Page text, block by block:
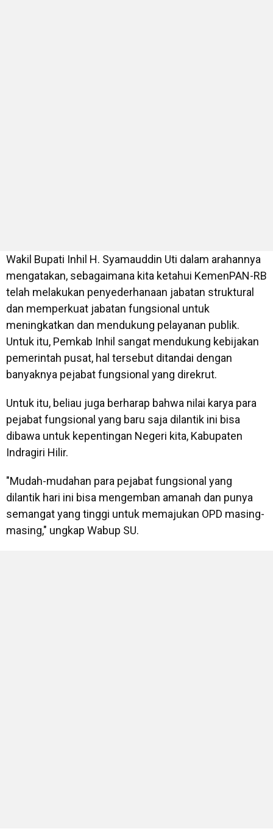
Wakil Bupati Inhil H. Syamauddin Uti dalam arahannya
mengatakan, sebagaimana kita ketahui KemenPAN-RB
telah melakukan penyederhanaan jabatan struktural
dan memperkuat jabatan fungsional untuk
meningkatkan dan mendukung pelayanan publik.
Untuk itu, Pemkab Inhil sangat mendukung kebijakan
pemerintah pusat, hal tersebut ditandai dengan
banyaknya pejabat fungsional yang direkrut.
Untuk itu, beliau juga berharap bahwa nilai karya para
pejabat fungsional yang baru saja dilantik ini bisa
dibawa untuk kepentingan Negeri kita, Kabupaten
Indragiri Hilir.
"Mudah-mudahan para pejabat fungsional yang
dilantik hari ini bisa mengemban amanah dan punya
semangat yang tinggi untuk memajukan OPD masing-
masing," ungkap Wabup SU.